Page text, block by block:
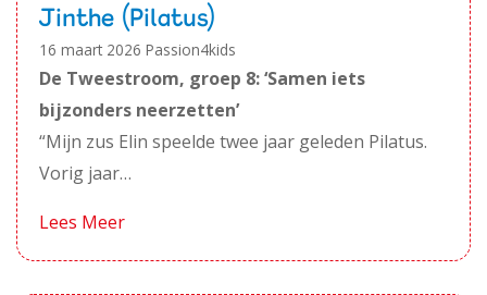
Jinthe (Pilatus)
16 maart 2026 Passion4kids
De Tweestroom, groep 8: ‘Samen iets
bijzonders neerzetten’
“Mijn zus Elin speelde twee jaar geleden Pilatus.
Vorig jaar…
Lees Meer